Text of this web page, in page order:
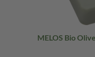
MELOS Bio